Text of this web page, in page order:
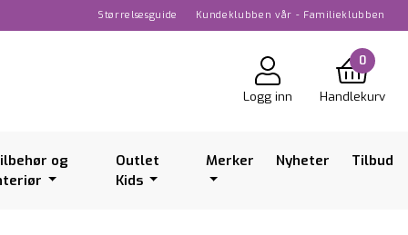
Størrelsesguide Kundeklubben vår - Familieklubben
Logg inn
0
Handlekurv
og
Outlet
Kids
Merker Nyheter Tilbud